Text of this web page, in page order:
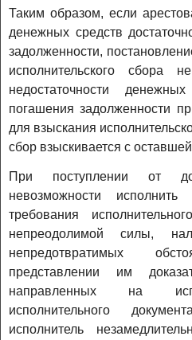
Таким образом, если
денежных средств
задолженности,
исполнительского сбора
недостаточности
погашения задолженности
для взыскания
сбор взыскивается с
При поступлении от
невозможности
требования
непреодолимой силы,
непредотвратимых
представлении им
направленных на
исполнительного
исполнитель